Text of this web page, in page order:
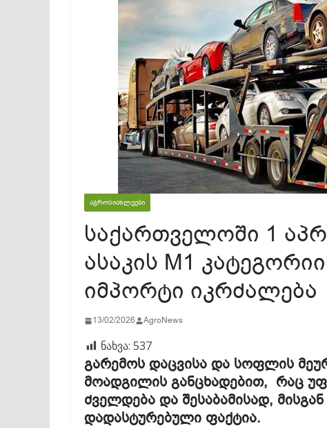
ᲐᲒᲠᲝᲡᲘᲐᲮᲚᲔᲔᲑᲘ
საქართველოში 1
ასაკის M1
იმპორტი იკრძალება
13/02/2026 AgroNews
ნახვა: 537
გარემოს დაცვისა და სოფლის
მოადგილის განცხადებით, რაც
ძველდება და შესაბამისად,
დადასტურებული ფაქტია.